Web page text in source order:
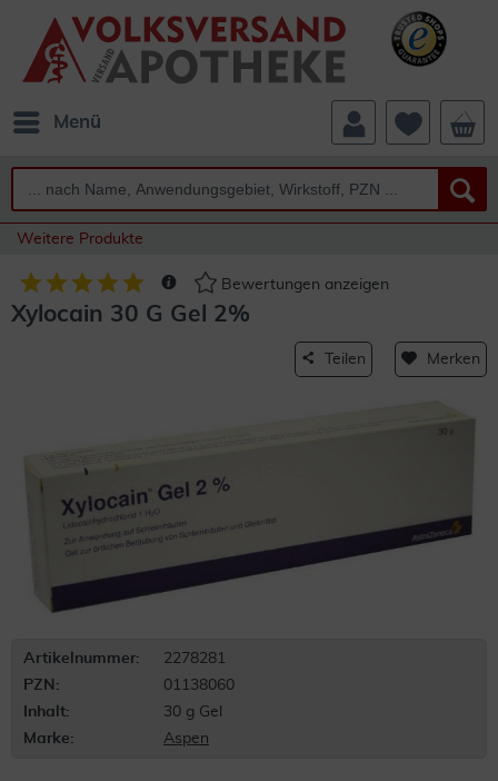
Menü
Weitere Produkte
Bewertungen anzeigen
Xylocain 30 G Gel 2%
Teilen Merken
Artikelnummer:
2278281
PZN:
01138060
Inhalt:
30 g Gel
Marke:
Aspen